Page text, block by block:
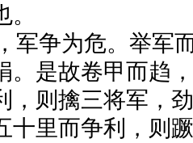
军争为危。举军
。是故卷甲而趋
，则擒三将军，
十里而争利，则